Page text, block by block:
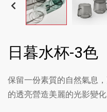
日暮水杯-3色
保留一份素質的自然氣息
的透亮營造美麗的光影變